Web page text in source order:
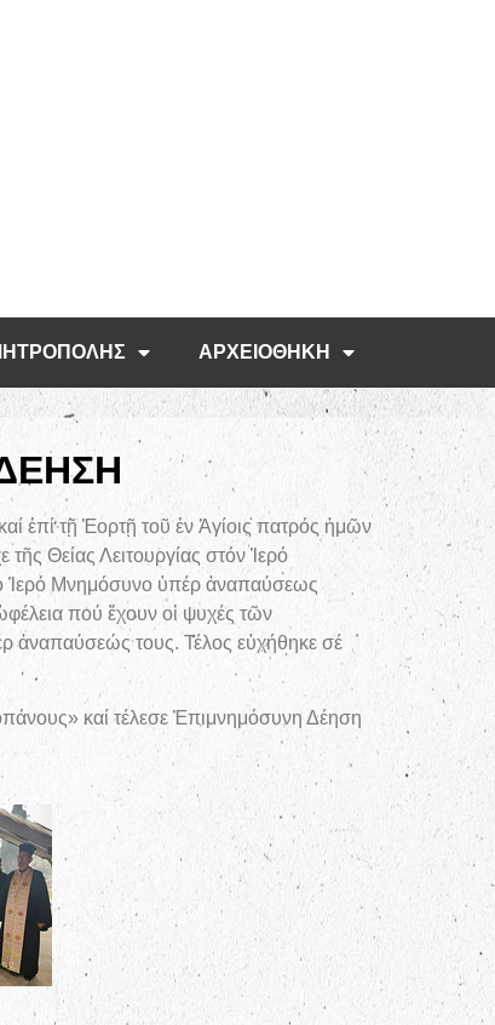
ΑΡΧΕΙΟΘΗΚΗ
ἐπί τῇ Ἑορτῇ τοῦ ἐν Ἁγίοις πατρός ἠμῶν
Θείας Λειτουργίας στόν Ἱερό
Ἱερό Μνημόσυνο ὑπέρ ἀναπαύσεως
πού ἔχουν οἱ ψυχές τῶν
ἀναπαύσεώς τους. Τέλος εὐχήθηκε σέ
καί τέλεσε Ἐπιμνημόσυνη Δέηση